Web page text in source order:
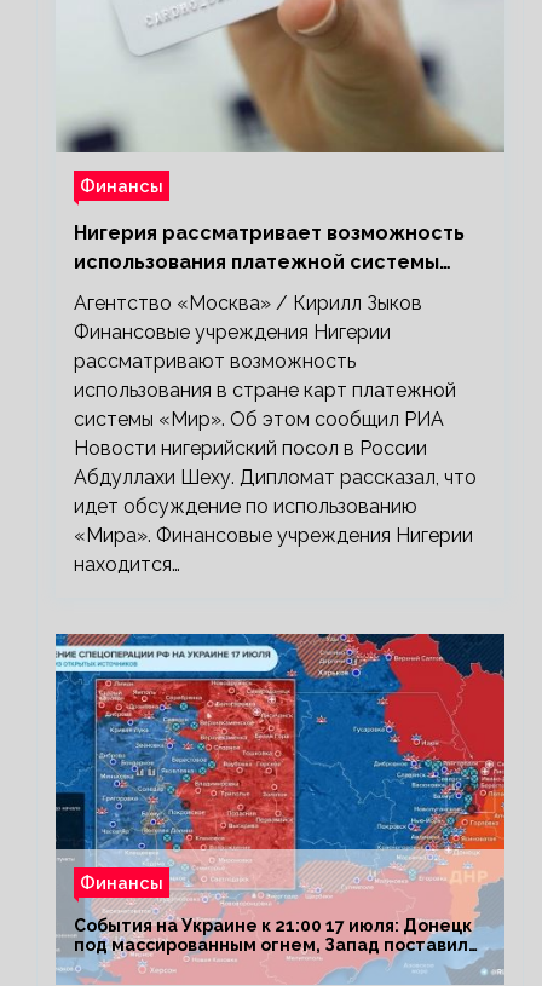
Финансы
Нигерия рассматривает возможность
использования платежной системы
«Мир»
Агентство «Москва» / Кирилл Зыков
Финансовые учреждения Нигерии
рассматривают возможность
использования в стране карт платежной
системы «Мир». Об этом сообщил РИА
Новости нигерийский посол в России
Абдуллахи Шеху. Дипломат рассказал, что
идет обсуждение по использованию
«Мира». Финансовые учреждения Нигерии
находится…
Финансы
События на Украине к 21:00 17 июля: Донецк
под массированным огнем, Запад поставил
Киеву ультиматум